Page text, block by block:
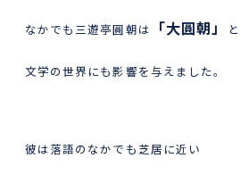
なかでも三遊亭圓朝は 「大圓朝」
文学の世界にも影響を与えました。
彼は落語のなかでも芝居に近い